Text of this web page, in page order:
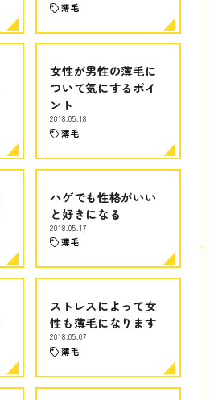
薄毛
女性が男性の薄毛に
ついて気にするポイ
ント
2018.05.18
薄毛
ハゲでも性格がいい
と好きになる
2018.05.17
薄毛
ストレスによって女
性も薄毛になります
2018.05.07
薄毛